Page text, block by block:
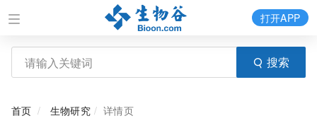
搜索
打开APP
首页 生物研究 详情页